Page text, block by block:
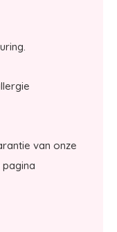
van onze